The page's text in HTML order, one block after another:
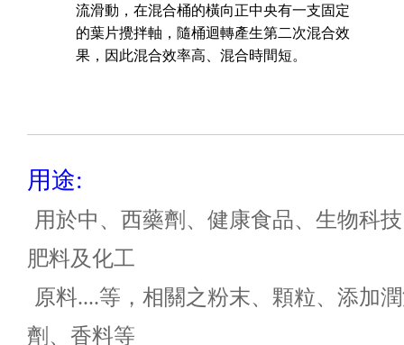
流滑動，在混合桶的橫向正中央有一支固定
的葉片攪拌軸，隨桶迴轉產生第二次混合效
果，因此混合效率高、混合時間短。
用途:
用於中、西藥劑、健康食品、 生物科
肥料及化工
原料....等，相關之粉末、顆粒、添加
劑、香料等